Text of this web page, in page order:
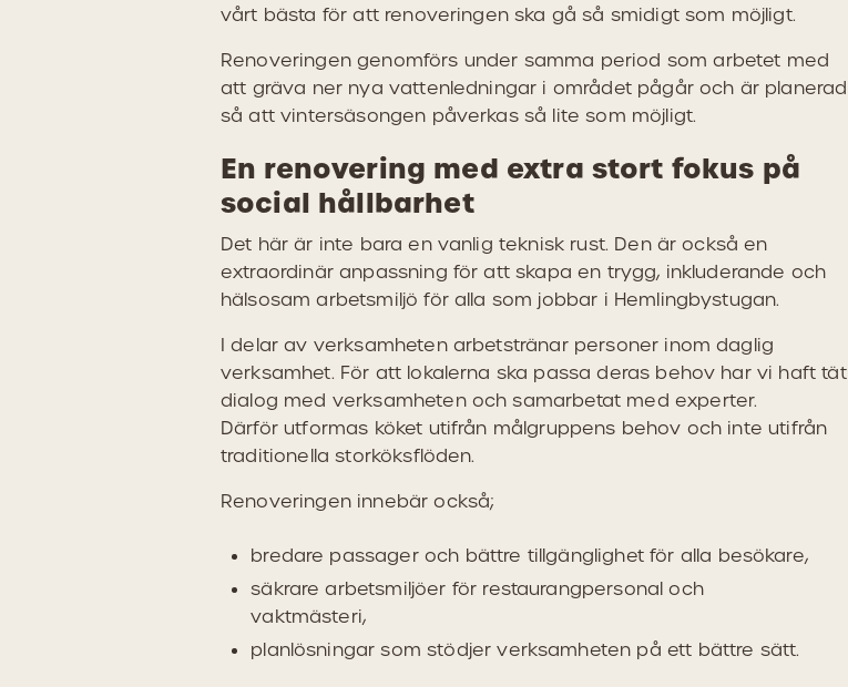
vårt bästa för att renoveringen ska gå så smidigt som möjligt.
Renoveringen genomförs under samma period som arbetet med
att gräva ner nya vattenledningar i området pågår och är planerad
så att vintersäsongen påverkas så lite som möjligt.
En renovering med extra stort fokus på
social hållbarhet
Det här är inte bara en vanlig teknisk rust. Den är också en
extraordinär anpassning för att skapa en trygg, inkluderande och
hälsosam arbetsmiljö för alla som jobbar i Hemlingbystugan.
I delar av verksamheten arbetstränar personer inom daglig
verksamhet. För att lokalerna ska passa deras behov har vi haft tät
dialog med verksamheten och samarbetat med experter.
Därför utformas köket utifrån målgruppens behov och inte utifrån
traditionella storköksflöden.
Renoveringen innebär också;
bredare passager och bättre tillgänglighet för alla besökare,
säkrare arbetsmiljöer för restaurangpersonal och
vaktmästeri,
planlösningar som stödjer verksamheten på ett bättre sätt.